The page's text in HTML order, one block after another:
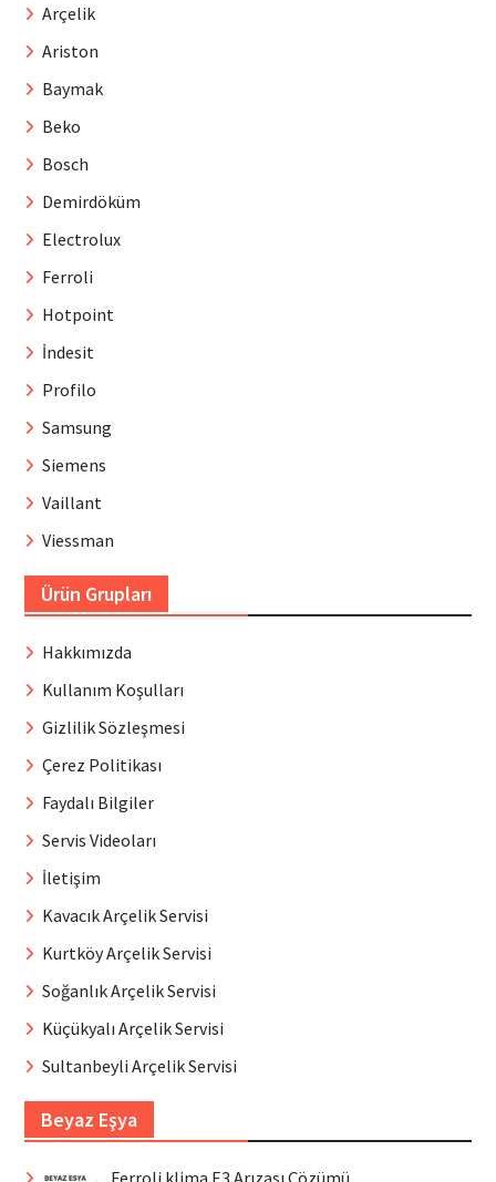
Arçelik
Ariston
Baymak
Beko
Bosch
Demirdöküm
Electrolux
Ferroli
Hotpoint
İndesit
Profilo
Samsung
Siemens
Vaillant
Viessman
Ürün Grupları
Hakkımızda
Kullanım Koşulları
Gizlilik Sözleşmesi
Çerez Politikası
Faydalı Bilgiler
Servis Videoları
İletişim
Kavacık Arçelik Servisi
Kurtköy Arçelik Servisi
Soğanlık Arçelik Servisi
Küçükyalı Arçelik Servisi
Sultanbeyli Arçelik Servisi
Beyaz Eşya
Ferroli klima E3 Arızası Çözümü